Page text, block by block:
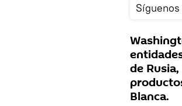
Síguenos
de
Blanca.